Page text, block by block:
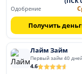
Одобрение
Получить
Лайм Займ
4.6